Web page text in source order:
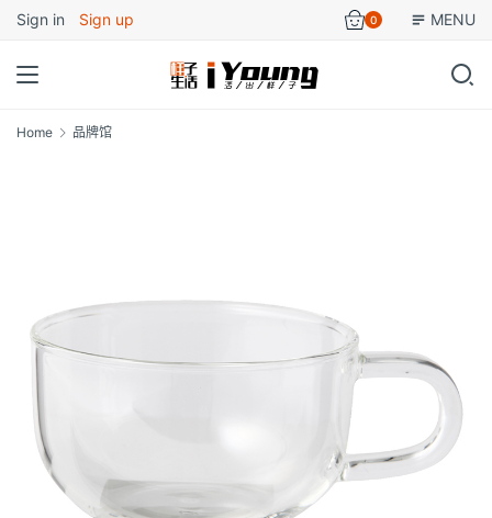
Sign in Sign up 0 MENU
Home 品牌馆